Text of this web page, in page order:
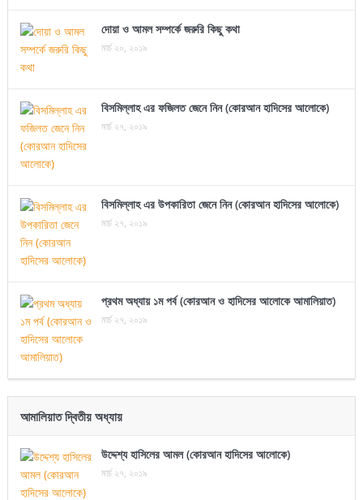
দোয়া ও আমল সম্পর্কে জরুরি কিছু কথা
মার্চ ২০, ২০১৯
বিসমিল্লাহ এর ফজিলত জেনে নিন (কোরআন হাদিসের আলোকে)
মার্চ ২৭, ২০১৯
বিসমিল্লাহ এর উপকারিতা জেনে নিন (কোরআন হাদিসের আলোকে)
মার্চ ২৭, ২০১৯
প্রথম অধ্যায় ১ম পর্ব (কোরআন ও হাদিসের আলোকে আমালিয়াত)
মার্চ ২৭, ২০১৯
আমালিয়াত দ্বিতীয় অধ্যায়
উদ্দেশ্য হাসিলের আমল (কোরআন হাদিসের আলোকে)
মার্চ ২৭, ২০১৯